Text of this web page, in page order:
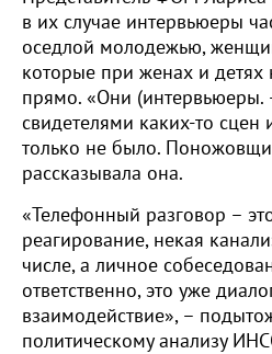
в их случае интервьюеры
оседлой молодежью,
которые при женах и детях
прямо. «Они (интервьюеры.
свидетелями каких-то сцен
только не было.
рассказывала она.
«Телефонный разговор –
реагирование, некая
числе, а личное
ответственно, это уже
взаимодействие», –
политическому анализу